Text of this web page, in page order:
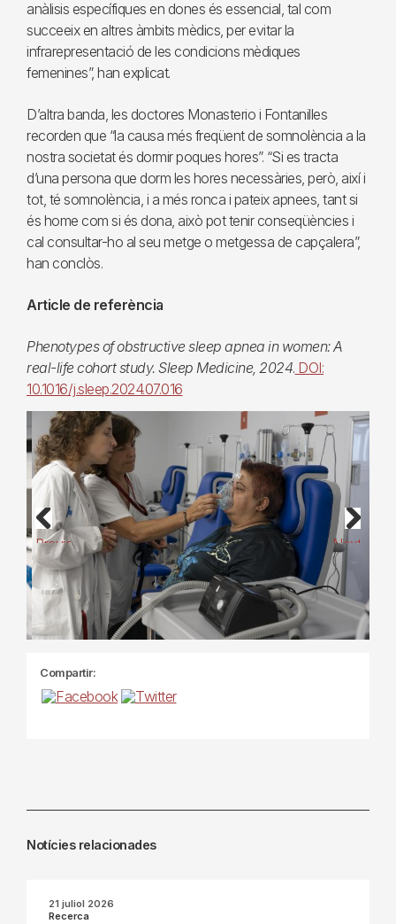
anàlisis específiques en dones és essencial, tal com
succeeix en altres àmbits mèdics, per evitar la
infrarepresentació de les condicions mèdiques
femenines”, han explicat.
D’altra banda, les doctores Monasterio i Fontanilles
recorden que “la causa més freqüent de somnolència a la
nostra societat és dormir poques hores”. “Si es tracta
d’una persona que dorm les hores necessàries, però, així i
tot, té somnolència, i a més ronca i pateix apnees, tant si
és home com si és dona, això pot tenir conseqüències i
cal consultar-ho al seu metge o metgessa de capçalera”,
han conclòs.
Article de referència
Phenotypes of obstructive sleep apnea in women: A
real-life cohort study. Sleep Medicine, 2024. DOI:
10.1016/j.sleep.2024.07.016
Previous Next
Compartir:
Notícies relacionades
21 juliol 2026
Recerca